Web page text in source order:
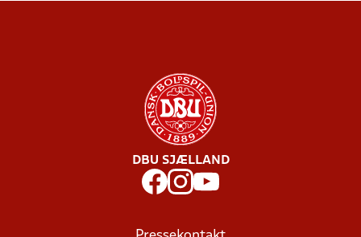
DBU SJÆLLAND